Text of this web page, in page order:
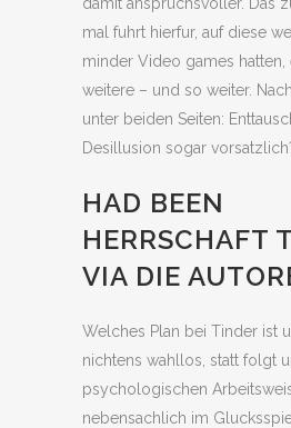
mal fuhrt hierfur, auf diese
minder Video games hatten,
weitere – und so weiter.
unter beiden Seiten:
Desillusion sogar
HAD BEEN
HERRSCHAFT
VIA DIE
Welches Plan bei Tinder ist
nichtens wahllos, statt folgt
psychologischen
nebensachlich im